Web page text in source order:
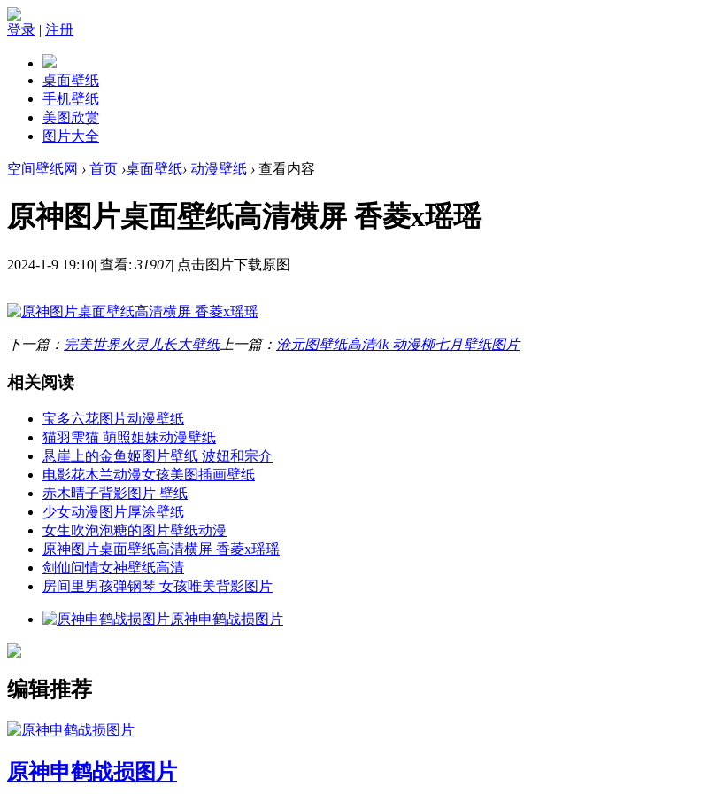
登录 | 注册
桌面壁纸
手机壁纸
美图欣赏
图片大全
空间壁纸网 › 首页 ›桌面壁纸› 动漫壁纸 › 查看内容
原神图片桌面壁纸高清横屏 香菱x瑶瑶
2024-1-9 19:10| 查看: 31907| 点击图片下载原图
下一篇： 完美世界火灵儿长大壁纸上一篇： 沧元图壁纸高清4k 动漫柳七月壁纸图片
相关阅读
宝多六花图片动漫壁纸
猫羽雫猫 萌照姐妹动漫壁纸
悬崖上的金鱼姬图片壁纸 波妞和宗介
电影花木兰动漫女孩美图插画壁纸
赤木晴子背影图片 壁纸
少女动漫图片厚涂壁纸
女生吹泡泡糖的图片壁纸动漫
原神图片桌面壁纸高清横屏 香菱x瑶瑶
剑仙问情女神壁纸高清
房间里男孩弹钢琴 女孩唯美背影图片
原神申鹤战损图片
编辑推荐
原神申鹤战损图片